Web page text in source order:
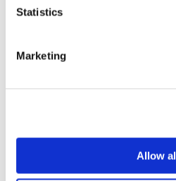
Statistics
Marketing
Allow